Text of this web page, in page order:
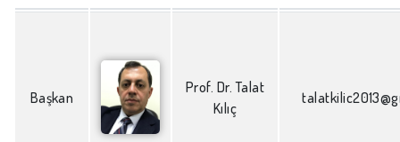
Başkan
Prof. Dr. Talat
Kılıç